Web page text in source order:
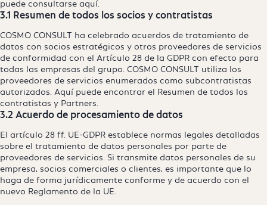
puede consultarse aquí.
3.1 Resumen de todos los socios y contratistas
COSMO CONSULT ha celebrado acuerdos de tratamiento de
datos con socios estratégicos y otros proveedores de servicios
de conformidad con el Artículo 28 de la GDPR con efecto para
todas las empresas del grupo. COSMO CONSULT utiliza los
proveedores de servicios enumerados como subcontratistas
autorizados. Aquí puede encontrar el Resumen de todos los
contratistas y Partners
3.2 Acuerdo de procesamiento de datos
El artículo 28 ff. UE-GDPR establece normas legales detalladas
sobre el tratamiento de datos personales por parte de
proveedores de servicios. Si transmite datos personales de su
empresa, socios comerciales o clientes, es importante que lo
haga de forma jurídicamente conforme y de acuerdo con el
nuevo Reglamento de la UE.